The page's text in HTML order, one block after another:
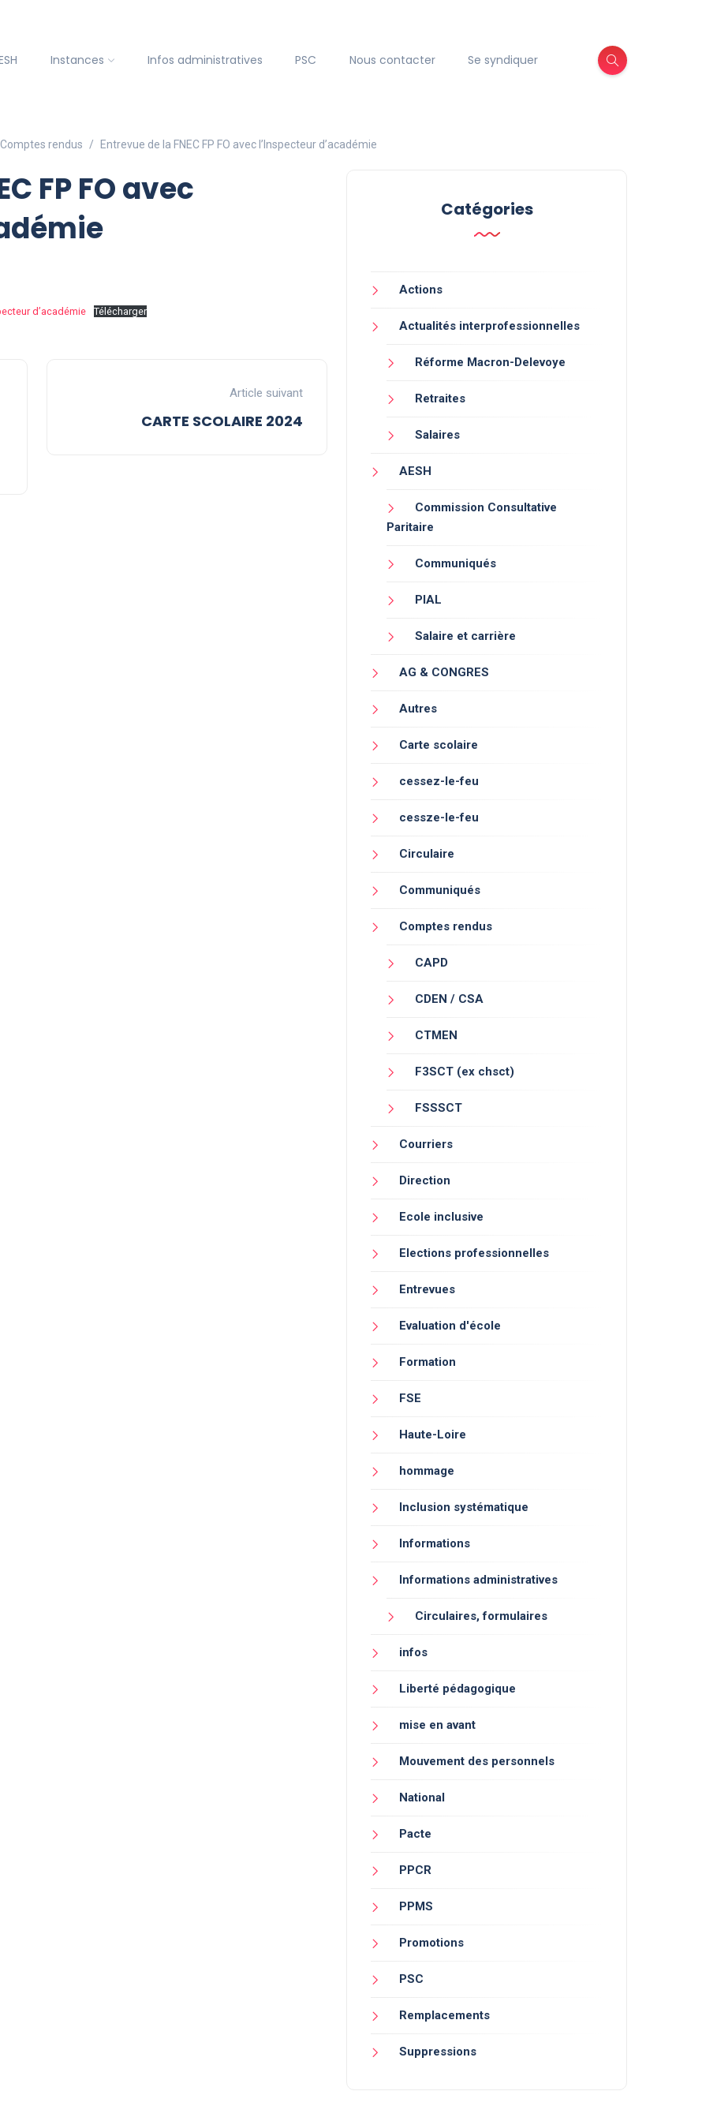
Instances Infos administratives PSC Nous contacter Se syndiquer
Comptes rendus Entrevue de la FNEC FP FO avec l’Inspecteur d’académie
FP FO avec
d’académie Télécharger
Article suivant
CARTE SCOLAIRE 2024
Catégories
Actions
Actualités interprofessionnelles
Réforme Macron-Delevoye
Retraites
Salaires
AESH
Commission Consultative
Paritaire
Communiqués
PIAL
Salaire et carrière
AG & CONGRES
Autres
Carte scolaire
cessez-le-feu
cessze-le-feu
Circulaire
Communiqués
Comptes rendus
CAPD
CDEN / CSA
CTMEN
F3SCT (ex chsct)
FSSSCT
Courriers
Direction
Ecole inclusive
Elections professionnelles
Entrevues
Evaluation d'école
Formation
FSE
Haute-Loire
hommage
Inclusion systématique
Informations
Informations administratives
Circulaires, formulaires
infos
Liberté pédagogique
mise en avant
Mouvement des personnels
National
Pacte
PPCR
PPMS
Promotions
PSC
Remplacements
Suppressions